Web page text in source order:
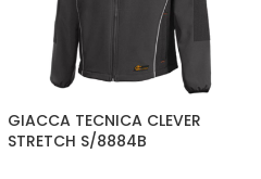
GIACCA TECNICA CLEVER
STRETCH S/8884B